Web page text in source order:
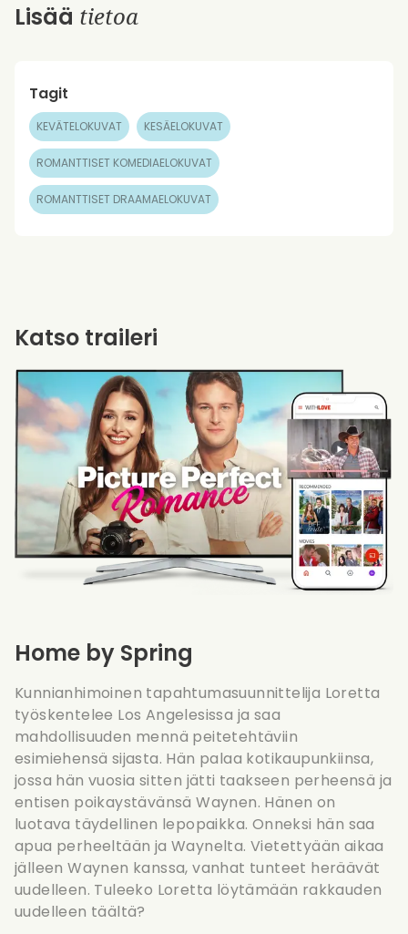
Lisää tietoa
Tagit
KEVÄTELOKUVAT KESÄELOKUVAT
ROMANTTISET KOMEDIAELOKUVAT
ROMANTTISET DRAAMAELOKUVAT
Home by Spring
Kunnianhimoinen tapahtumasuunnittelija Loretta
työskentelee Los Angelesissa ja saa
mahdollisuuden mennä peitetehtäviin
esimiehensä sijasta. Hän palaa kotikaupunkiinsa,
jossa hän vuosia sitten jätti taakseen perheensä ja
entisen poikaystävänsä Waynen. Hänen on
luotava täydellinen lepopaikka. Onneksi hän saa
apua perheeltään ja Waynelta. Vietettyään aikaa
jälleen Waynen kanssa, vanhat tunteet heräävät
uudelleen. Tuleeko Loretta löytämään rakkauden
uudelleen täältä?
Katso traileri